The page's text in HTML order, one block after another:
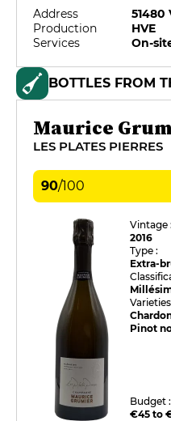
Address
51480
Production
HVE
Services
On-
BOTTLES FROM
Maurice
LES PLATES PIERRES
90/100
Vintage :
2016
Type :
Extra-
Pinot
Budget :
€45 to